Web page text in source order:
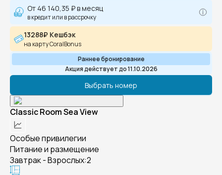
От 46 140,35 ₽в месяц
в кредит или в рассрочку
13288₽ Кешбэк
на карту CoralBonus
Раннее бронирование
Акция действует до 11.10.2026
Выбрать номер
Classic Room Sea View
Особые привилегии
Питание и размещение
Завтрак - Взрослых:2